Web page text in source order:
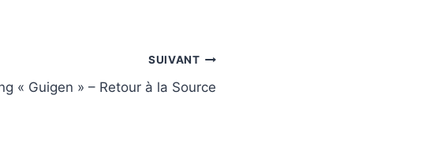
SUIVANT
« Guigen » – Retour à la Source